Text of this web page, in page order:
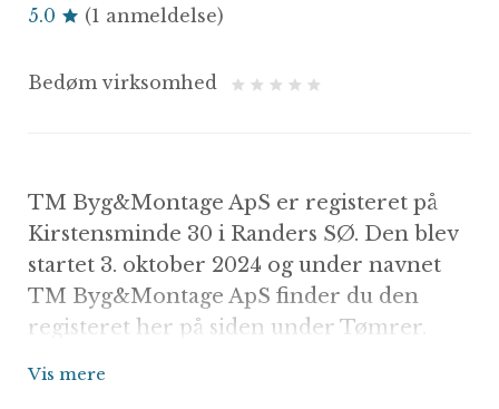
5.0 (1 anmeldelse)
Bedøm virksomhed
TM Byg&Montage ApS er registeret på
Kirstensminde 30 i Randers SØ. Den blev
startet 3. oktober 2024 og under navnet
TM Byg&Montage ApS finder du den
registeret her på siden under Tømrer.
Vis mere